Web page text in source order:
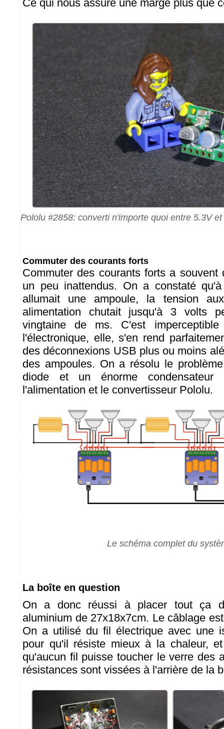
Ce qui nous assure une marge plus que
Pololu #2858: converti n'importe quoi entre 5.3V
Commuter des courants forts
Commuter des courants forts a souvent
un peu inattendus. On a constaté
allumait une ampoule, la tension
alimentation chutait jusqu'à 3 volts
vingtaine de ms. C'est
l'électronique, elle, s'en rend
des déconnexions USB plus ou moins
des ampoules. On a résolu le
diode et un énorme condensateur
l'alimentation et le convertisseur Pololu.
Le schéma complet du
La boîte en question
On a donc réussi à placer tout ça
aluminium de 27x18x7cm. Le câblage
On a utilisé du fil électrique avec une
pour qu'il résiste mieux à la chaleur,
qu'aucun fil puisse toucher le verre des
résistances sont vissées à l'arrière de la